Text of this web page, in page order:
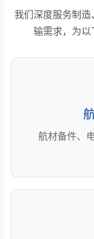
我们深度服务制
输需求，为以
航材备件、